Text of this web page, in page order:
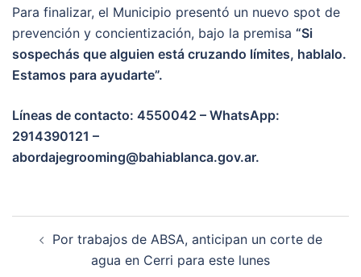
Para finalizar, el Municipio presentó un nuevo spot de
prevención y concientización, bajo la premisa “Si
sospechás que alguien está cruzando límites, hablalo.
Estamos para ayudarte”.
Líneas de contacto: 4550042 – WhatsApp:
2914390121 –
abordajegrooming@bahiablanca.gov.ar.
navigation
Por trabajos de ABSA, anticipan un corte de
agua en Cerri para este lunes